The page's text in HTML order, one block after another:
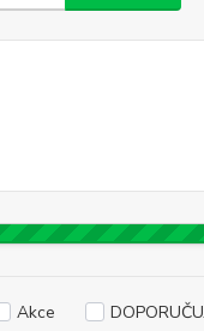
Akce